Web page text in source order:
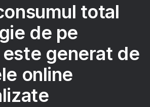
total
de pe
este generat de
online